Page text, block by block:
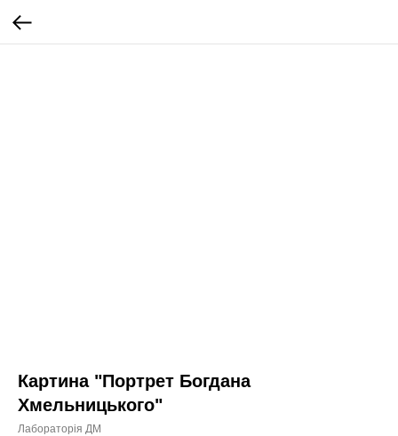
Картина "Портрет Богдана
Хмельницького"
Лабораторія ДМ